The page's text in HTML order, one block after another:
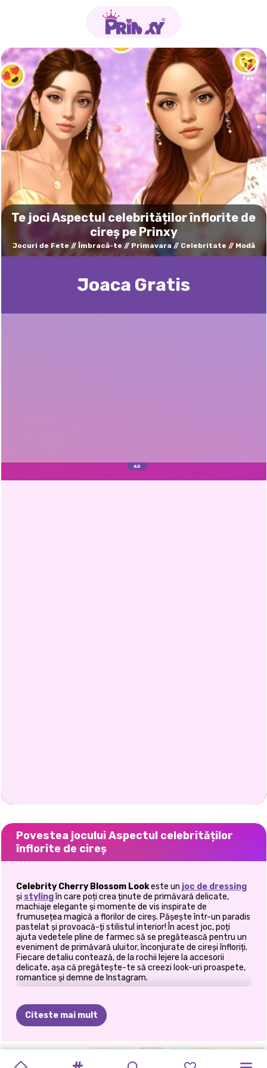
Te joci Aspectul celebrităților înflorite de
cireș pe Prinxy
Jocuri de Fete Îmbracă-te Primavara Celebritate Modă
Joaca Gratis
Povestea jocului Aspectul celebrităților
înflorite de cireș
Celebrity Cherry Blossom Lookeste un joc de dressing
și stylingîn care poți crea ținute de primăvară delicate,
machiaje elegante și momente de vis inspirate de
frumusețea magică a florilor de cireș. Pășește într-un paradis
pastelat și provoacă-ți stilistul interior! În acest joc, poți
ajuta vedetele pline de farmec să se pregătească pentru un
eveniment de primăvară uluitor, înconjurate de cireși înfloriți.
Fiecare detaliu contează, de la rochii lejere la accesorii
delicate, așa că pregătește-te să creezi look-uri proaspete,
romantice și demne de Instagram.
🌷 O fantezie a modei de primăvară
În timp ce te joci, poți explora o garderobă atent selectată,
pentru a surprinde lejeritatea primăverii, făcând ca fiecare
Citeste mai mult
CELEBRITY
PRINCESSES REZOLUȚIILE
FETE: FAVORITE